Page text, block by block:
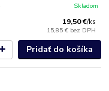
19,50 €/ks
15,85 € bez DPH
Skladom
Pridať do košíka